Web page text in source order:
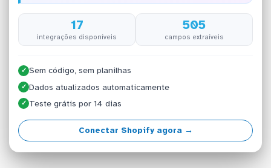
17
integrações disponíveis
505
campos extraíveis
✓ Sem código, sem planilhas
✓ Dados atualizados automaticamente
✓ Teste grátis por 14 dias
Conectar Shopify agora →